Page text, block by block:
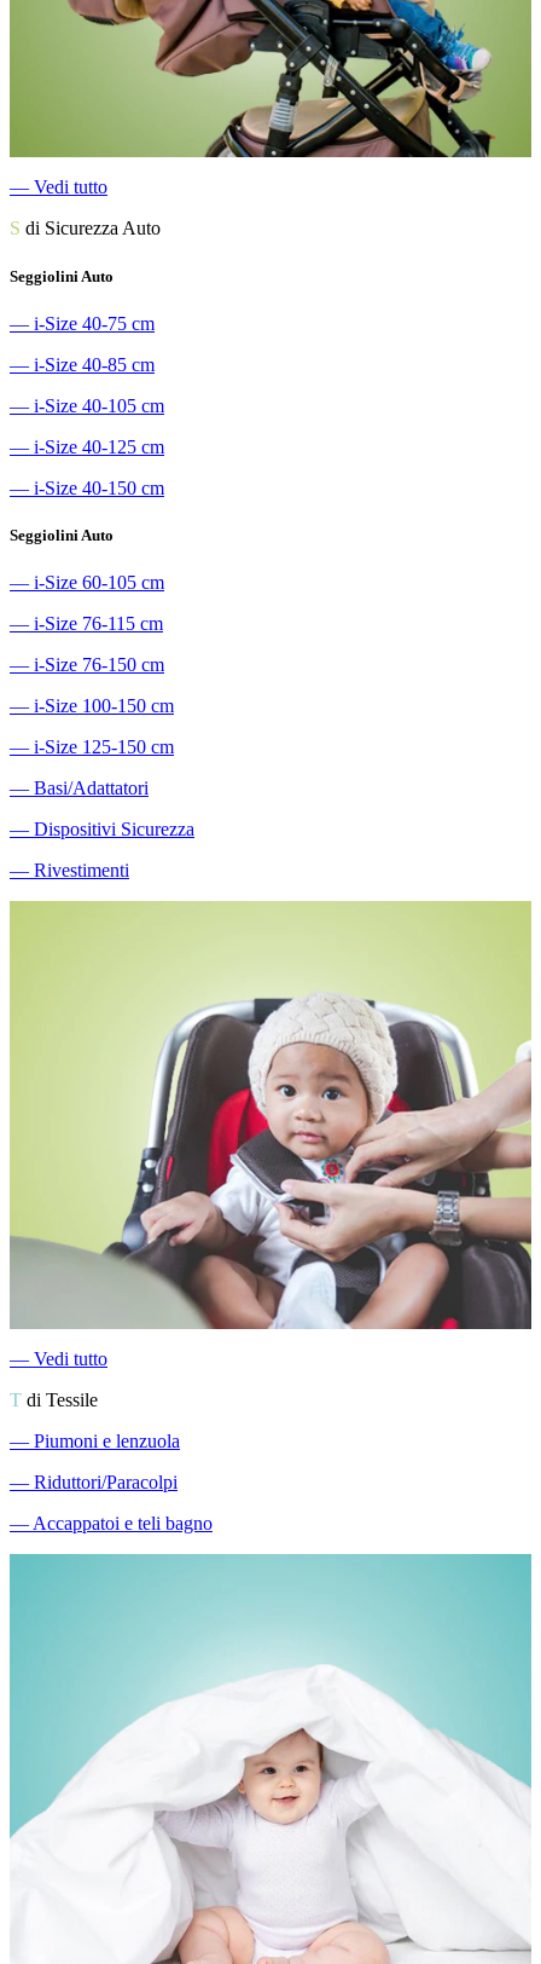
― Vedi tutto
S di Sicurezza Auto
Seggiolini Auto
― i-Size 40-75 cm
― i-Size 40-85 cm
― i-Size 40-105 cm
― i-Size 40-125 cm
― i-Size 40-150 cm
Seggiolini Auto
― i-Size 60-105 cm
― i-Size 76-115 cm
― i-Size 76-150 cm
― i-Size 100-150 cm
― i-Size 125-150 cm
― Basi/Adattatori
― Dispositivi Sicurezza
― Rivestimenti
― Vedi tutto
T di Tessile
― Piumoni e lenzuola
― Riduttori/Paracolpi
―Accappatoi e teli bagno